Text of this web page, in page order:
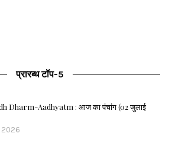
प्रारब्ध टॉप-5
Dharm-Aadhyatm : आज का पंचांग (02 जुलाई
2026